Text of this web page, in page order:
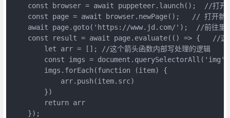
const browser = await puppeteer.launch();  //打开
const page = await browser.newPage();   // 打开新
await page.goto('https://www.jd.com/');  //前往里
const result = await page.evaluate(() => {   //这
        let arr = []; //这个箭头函数内部写处理的逻辑
const imgs =
        imgs.forEach(function (item) {
            arr.push(item.src)
        })
        return arr
    });